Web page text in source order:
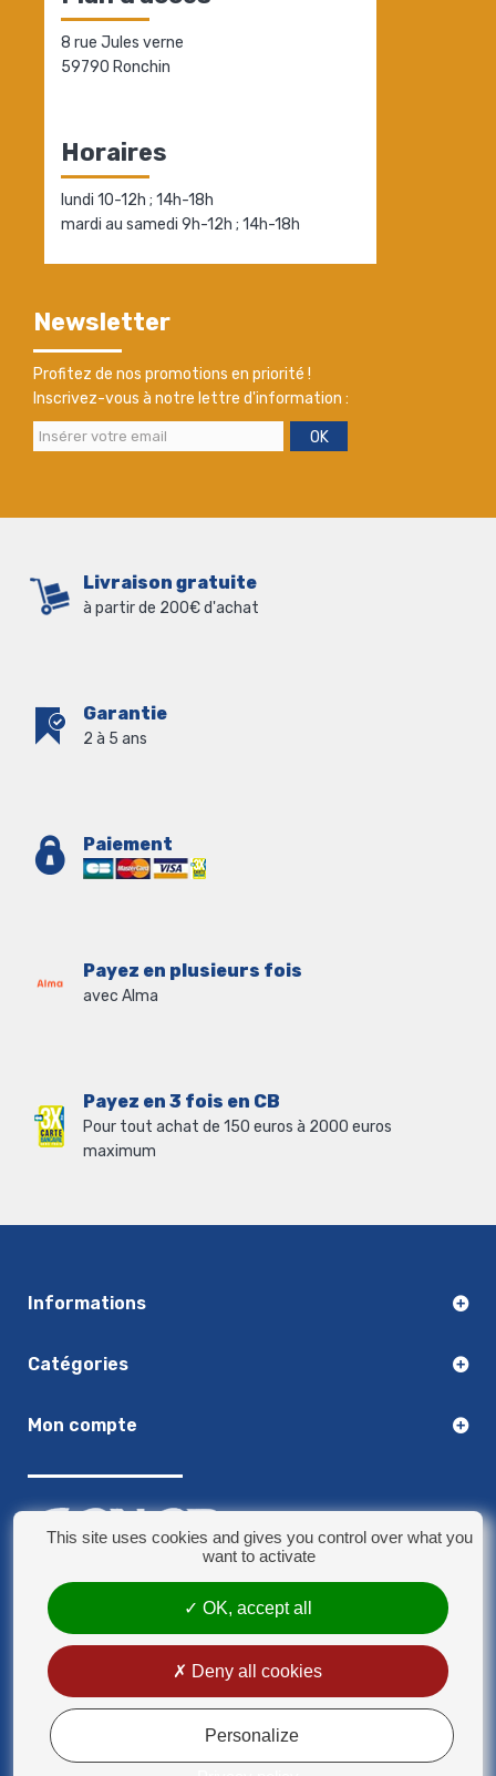
8 rue Jules verne
59790 Ronchin
Horaires
lundi 10-12h ; 14h-18h
mardi au samedi 9h-12h ; 14h-18h
Newsletter
Profitez de nos promotions en priorité !
Inscrivez-vous à notre lettre d'information :
OK
Livraison gratuite
à partir de 200€ d'achat
Garantie
2 à 5 ans
Paiement
Payez en plusieurs fois
avec Alma
Payez en 3 fois en CB
Pour tout achat de 150 euros à 2000 euros
maximum
Informations
Catégories
Mon compte
8 rue Jules Verne - 59790 Ronchin
contact@sonorplus.com
Mentions légales
Conditions générales de vente
This site uses cookies and gives you control over what you
want to activate
OK, accept all
Deny all cookies
Personalize